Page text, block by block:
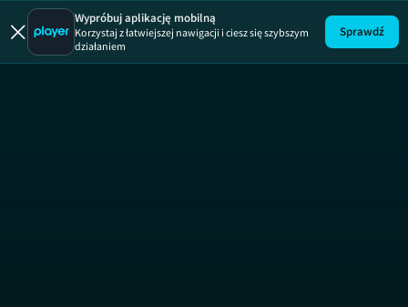
Dr
Wypróbuj aplikację mobilną
Korzystaj z łatwiejszej nawigacji i ciesz się szybszym
działaniem
Sprawdź